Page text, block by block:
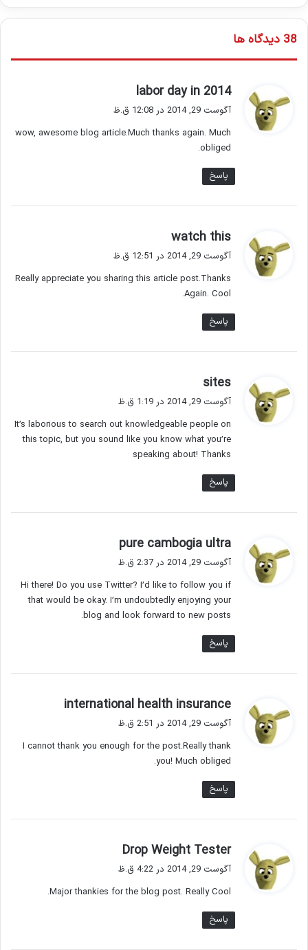
‫38 دیدگاه ها
labor day in 2014
ف
:
آگوست 29, 2014 در 12:08 ق.ظ
wow, awesome blog article.Much thanks again. Much
obliged.
پاسخ
watch this
ف
:
آگوست 29, 2014 در 12:51 ق.ظ
Really appreciate you sharing this article post.Thanks
Again. Cool.
پاسخ
sites
ف
:
آگوست 29, 2014 در 1:19 ق.ظ
It’s laborious to search out knowledgeable people on
this topic, but you sound like you know what you’re
speaking about! Thanks
پاسخ
pure cambogia ultra
:
آگوست 29, 2014 در 2:37 ق.ظ
Hi there! Do you use Twitter? I’d like to follow you if
that would be okay. I’m undoubtedly enjoying your
blog and look forward to new posts.
پاسخ
international health insurance
:
آگوست 29, 2014 در 2:51 ق.ظ
I cannot thank you enough for the post.Really thank
you! Much obliged.
پاسخ
Drop Weight Tester
ف
:
آگوست 29, 2014 در 4:22 ق.ظ
Major thankies for the blog post. Really Cool.
پاسخ